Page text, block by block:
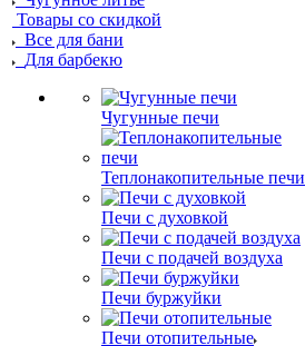
Товары со скидкой
Все для бани
Для барбекю
Чугунные печи
Теплонакопительные печи
Печи с духовкой
Печи с подачей воздуха
Печи буржуйки
Печи отопительные